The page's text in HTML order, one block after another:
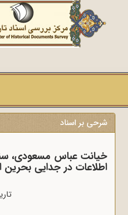
شرحی بر اسناد
خیانت عباس مسعودی،
اطلاعات در جدایی بحرین
تاریخ